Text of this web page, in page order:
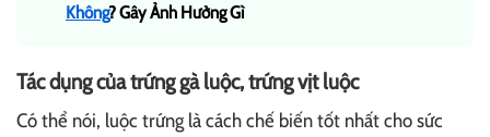
Không? Gây Ảnh Hưởng Gì
Tác dụng của trứng gà luộc, trứng vịt luộc
Có thể nói, luộc trứng là cách chế biến tốt nhất cho sức